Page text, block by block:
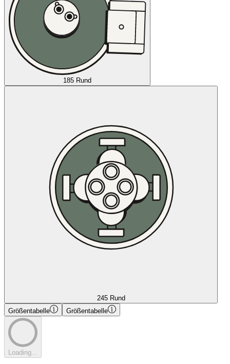
185 Rund
245 Rund
Größentabelle
Größentabelle
Loading...